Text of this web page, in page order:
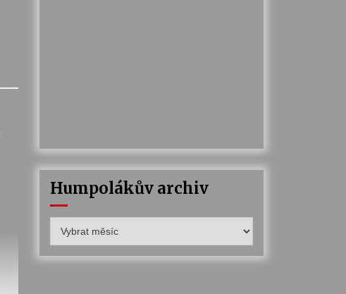
Humpolákův archiv
archiv